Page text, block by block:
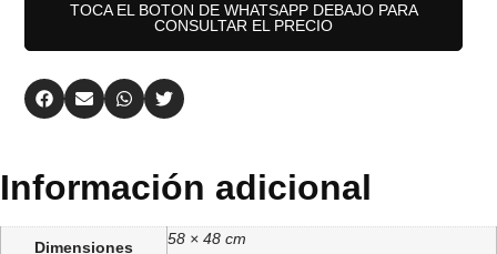
TOCA EL BOTON DE WHATSAPP DEBAJO PARA
CONSULTAR EL PRECIO
Información adicional
Dimensiones 58 × 48 cm